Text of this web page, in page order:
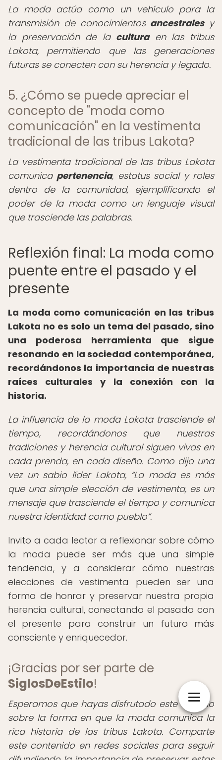
La moda actúa como un vehículo para la
transmisión de conocimientos ancestralesy
la preservación de la culturaen las tribus
Lakota, permitiendo que las generaciones
futuras se conecten con su herencia y legado.
5. ¿Cómo se puede apreciar el
concepto de "moda como
comunicación" en la vestimenta
tradicional de las tribus Lakota?
La vestimenta tradicional de las tribus Lakota
comunica pertenencia, estatus social y roles
dentro de la comunidad, ejemplificando el
poder de la moda como un lenguaje visual
que trasciende las palabras.
Reflexión final: La moda como
puente entre el pasado y el
presente
La moda como comunicación en las tribus
Lakota no es solo un tema del pasado, sino
una poderosa herramienta que sigue
resonando en la sociedad contemporánea,
recordándonos la importancia de nuestras
raíces culturales y la conexión con la
historia.
La influencia de la moda Lakota trasciende el
tiempo, recordándonos que nuestras
tradiciones y herencia cultural siguen vivas en
cada prenda, en cada diseño. Como dijo una
vez un sabio líder Lakota,
La moda es más
que una simple elección de vestimenta, es un
mensaje que trasciende el tiempo y comunica
nuestra identidad como pueblo .
Invito a cada lector a reflexionar sobre cómo
la moda puede ser más que una simple
tendencia, y a considerar cómo nuestras
elecciones de vestimenta pueden ser una
forma de honrar y preservar nuestra propia
herencia cultural, conectando el pasado con
el presente para construir un futuro más
consciente y enriquecedor.
¡Gracias por ser parte de
SiglosDeEstilo!
Esperamos que hayas disfrutado este artículo
sobre la forma en que la moda comunica la
rica historia de las tribus Lakota. Comparte
este contenido en redes sociales para seguir